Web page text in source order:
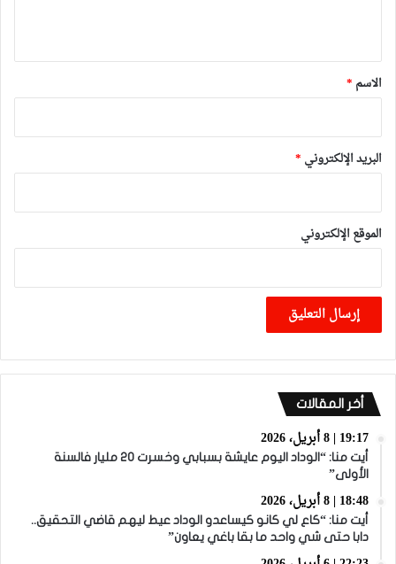
*
الاسم *
البريد الإلكتروني *
الموقع الإلكتروني
أخر المقالات
19:17 | 8 أبريل، 2026
أيت منا: “الوداد اليوم عايشة بسبابي وخسرت 20 مليار فالسنة
الأولى”
18:48 | 8 أبريل، 2026
أيت منا: “كاع لي كانو كيساعدو الوداد عيط ليهم قاضي التحقيق..
دابا حتى شي واحد ما بقا باغي يعاون”